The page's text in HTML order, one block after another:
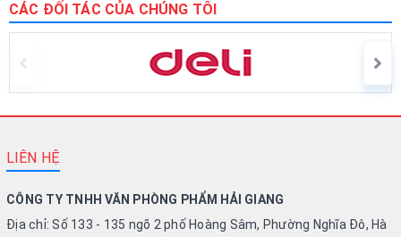
CÁC ĐỐI TÁC CỦA CHÚNG TÔI
LIÊN HỆ
CÔNG TY TNHH VĂN PHÒNG PHẨM HẢI GIANG
Địa chỉ: Số 133 - 135 ngõ 2 phố Hoàng Sâm, Phường Nghĩa Đô, Hà